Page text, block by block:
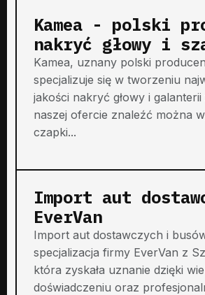
Kamea - polski
nakryć głowy i
Kamea, uznany polski
specjalizuje się w tworzeniu
jakości nakryć głowy i
naszej ofercie znaleźć można
czapki...
Import aut
EverVan
Import aut dostawczych i
specjalizacja firmy EverVan z
która zyskała uznanie dzięki
doświadczeniu oraz